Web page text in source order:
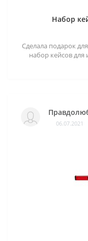
Набор
Сделала подарок
набор кейсов для
06.07.2021